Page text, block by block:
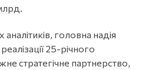
головна надія
25-річного
стратегічне партнерство,